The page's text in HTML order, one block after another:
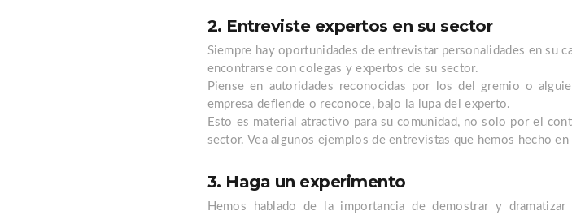
2. Entreviste expertos en su sector
Siempre hay oportunidades de entrevistar personalidades en su
encontrarse con colegas y expertos de su sector.
Piense en autoridades reconocidas por los del gremio o
empresa defiende o reconoce, bajo la lupa del experto.
Esto es material atractivo para su comunidad, no solo por el
sector. Vea algunos ejemplos de entrevistas que hemos hecho
3. Haga un experimento
Hemos hablado de la importancia de demostrar y